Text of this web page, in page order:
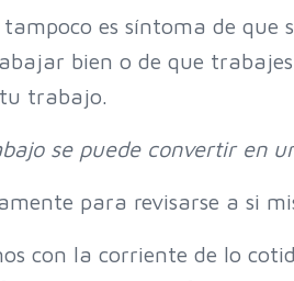
es síntoma de que
bien o de que
trabajo.
se puede convertir en
para revisarse a si
con la corriente de lo